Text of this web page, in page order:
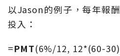
以Jason的例子，每年報
投入：
=PMT(6%/12, 12*(60-